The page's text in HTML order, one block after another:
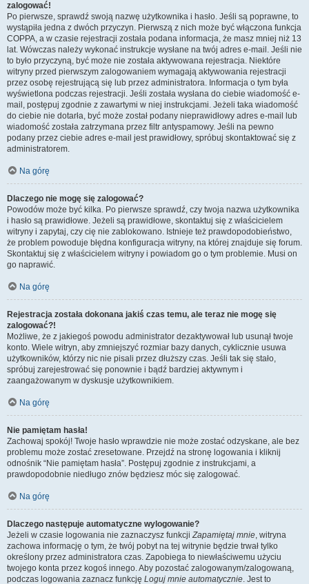
zalogować!
Po pierwsze, sprawdź swoją nazwę użytkownika i hasło. Jeśli są poprawne, to
wystąpiła jedna z dwóch przyczyn. Pierwszą z nich może być włączona funkcja
COPPA, a w czasie rejestracji została podana informacja, że masz mniej niż 13
lat. Wówczas należy wykonać instrukcje wysłane na twój adres e-mail. Jeśli nie
to było przyczyną, być może nie została aktywowana rejestracja. Niektóre
witryny przed pierwszym zalogowaniem wymagają aktywowania rejestracji
przez osobę rejestrującą się lub przez administratora. Informacja o tym była
wyświetlona podczas rejestracji. Jeśli została wysłana do ciebie wiadomość e-
mail, postępuj zgodnie z zawartymi w niej instrukcjami. Jeżeli taka wiadomość
do ciebie nie dotarła, być może został podany nieprawidłowy adres e-mail lub
wiadomość została zatrzymana przez filtr antyspamowy. Jeśli na pewno
podany przez ciebie adres e-mail jest prawidłowy, spróbuj skontaktować się z
administratorem.
Na górę
Dlaczego nie mogę się zalogować?
Powodów może być kilka. Po pierwsze sprawdź, czy twoja nazwa użytkownika
i hasło są prawidłowe. Jeżeli są prawidłowe, skontaktuj się z właścicielem
witryny i zapytaj, czy cię nie zablokowano. Istnieje też prawdopodobieństwo,
że problem powoduje błędna konfiguracja witryny, na której znajduje się forum.
Skontaktuj się z właścicielem witryny i powiadom go o tym problemie. Musi on
go naprawić.
Na górę
Rejestracja została dokonana jakiś czas temu, ale teraz nie mogę się
zalogować?!
Możliwe, że z jakiegoś powodu administrator dezaktywował lub usunął twoje
konto. Wiele witryn, aby zmniejszyć rozmiar bazy danych, cyklicznie usuwa
użytkowników, którzy nic nie pisali przez dłuższy czas. Jeśli tak się stało,
spróbuj zarejestrować się ponownie i bądź bardziej aktywnym i
zaangażowanym w dyskusje użytkownikiem.
Na górę
Nie pamiętam hasła!
Zachowaj spokój! Twoje hasło wprawdzie nie może zostać odzyskane, ale bez
problemu może zostać zresetowane. Przejdź na stronę logowania i kliknij
odnośnik “Nie pamiętam hasła”. Postępuj zgodnie z instrukcjami, a
prawdopodobnie niedługo znów będziesz móc się zalogować.
Na górę
Dlaczego następuje automatyczne wylogowanie?
Jeżeli w czasie logowania nie zaznaczysz funkcjiZapamiętaj mnie, witryna
zachowa informację o tym, że twój pobyt na tej witrynie będzie trwał tylko
określony przez administratora czas. Zapobiega to niewłaściwemu użyciu
twojego konta przez kogoś innego. Aby pozostać zalogowanym/zalogowaną,
podczas logowania zaznacz funkcję Loguj mnie automatycznie. Jest to